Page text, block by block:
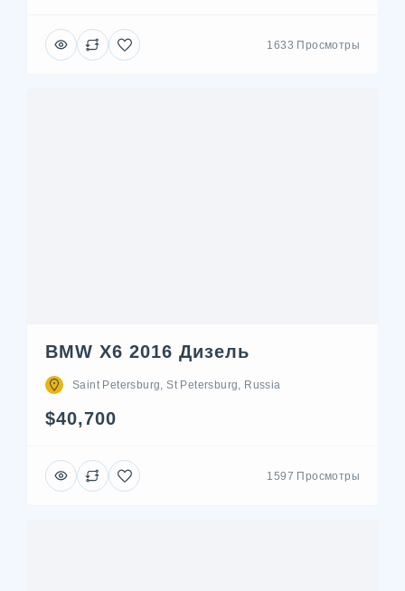
1633 Просмотры
BMW X6 2016 Дизель
Saint Petersburg, St Petersburg, Russia
$40,700
1597 Просмотры